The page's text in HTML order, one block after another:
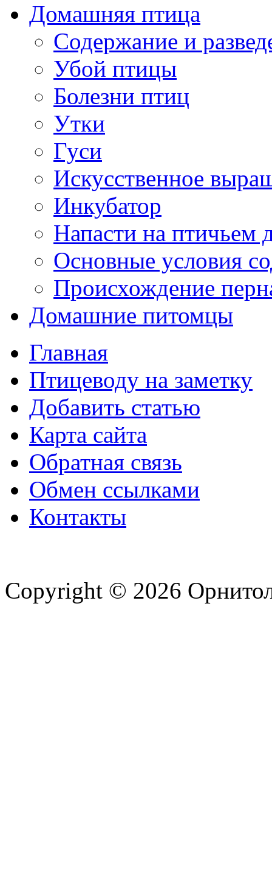
Домашняя птица
Содержание и
Убой птицы
Болезни птиц
Утки
Гуси
Искусственное
Инкубатор
Напасти на птичьем
Основные условия
Происхождение
Домашние питомцы
Главная
Птицеводу на заметку
Добавить статью
Карта сайта
Обратная связь
Обмен ссылками
Контакты
Copyright © 2026